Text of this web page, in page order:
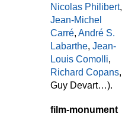
Nicolas Philibert,
Jean-Michel
Carré, André S.
Labarthe, Jean-
Louis Comolli,
Richard Copans,
Guy Devart…).
film-monument